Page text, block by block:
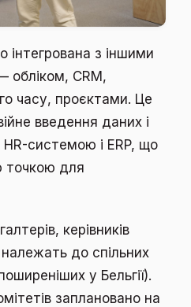
з іншими
обліком, CRM,
часу, проєктами. Це
введення даних і
системою і ERP, що
точкою для
керівників
до спільних
у Бельгії).
заплановано на